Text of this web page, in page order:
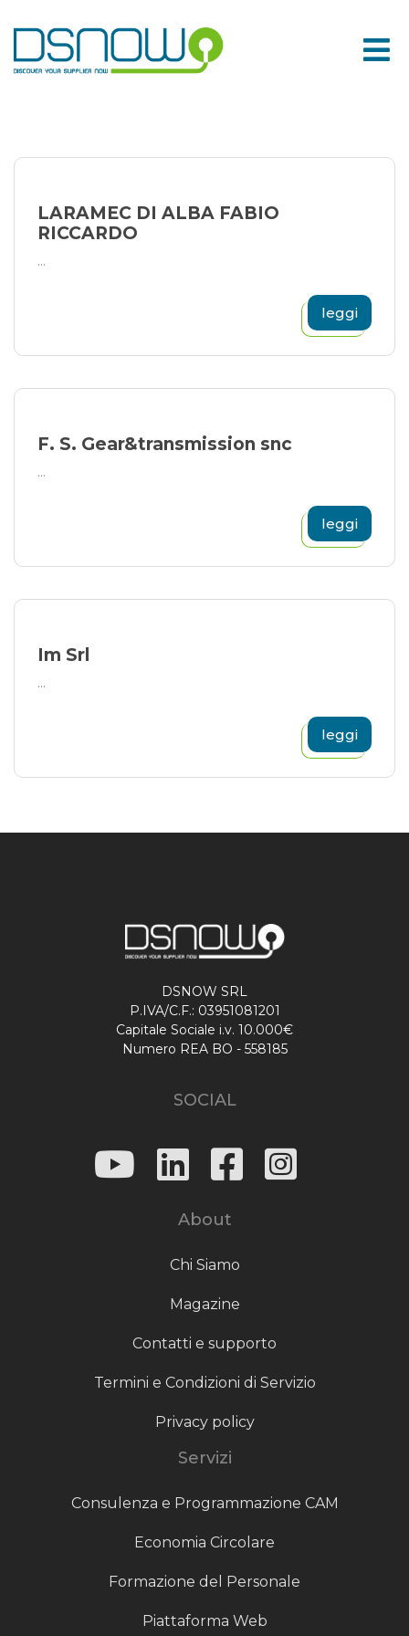
to
content
LARAMEC DI ALBA FABIO
RICCARDO
...
leggi
F. S. Gear&transmission snc
...
leggi
Im Srl
...
leggi
DSNOW SRL
P.IVA/C.F.: 03951081201
Capitale Sociale i.v. 10.000€
Numero REA BO - 558185
SOCIAL
About
Chi Siamo
Magazine
Contatti e supporto
Termini e Condizioni di Servizio
Privacy policy
Servizi
Consulenza e Programmazione CAM
Economia Circolare
Formazione del Personale
Piattaforma Web